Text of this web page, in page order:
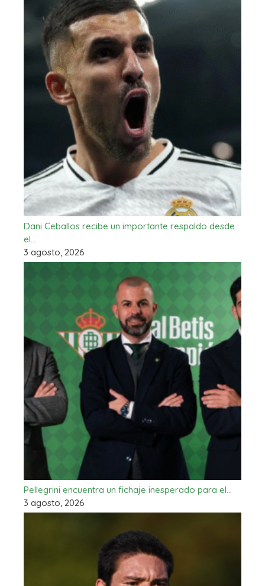
Dani Ceballos recibe un importante respaldo desde
el…
3 agosto, 2026
Pellegrini encuentra un fichaje inesperado para el…
3 agosto, 2026